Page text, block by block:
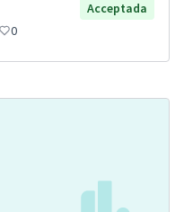
Acceptada
0